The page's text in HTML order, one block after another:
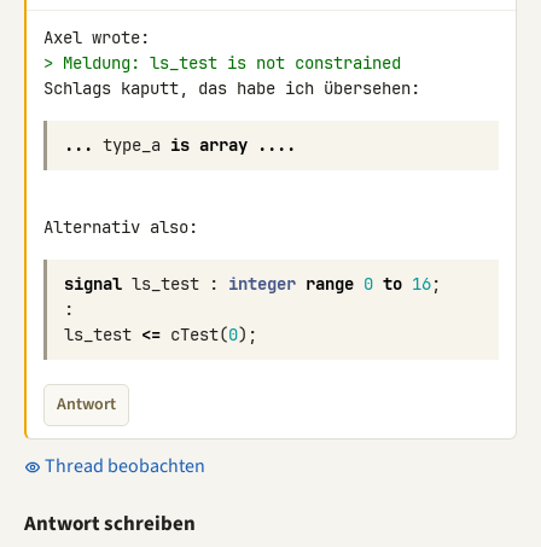
> Meldung: ls_test is not constrained
Schlags kaputt, das habe ich übersehen:
... type_a is array ....
Alternativ also:
signal ls_test : integer range 0 to 16;
:
ls_test <= cTest(0);
Antwort
Thread beobachten
Antwort schreiben